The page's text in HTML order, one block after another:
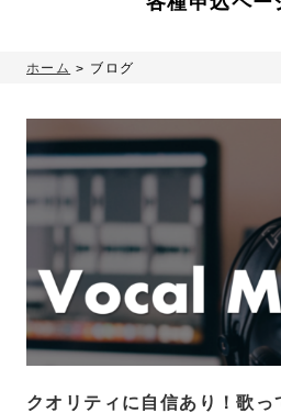
ホーム ブログ
クオリティに自信あり！歌